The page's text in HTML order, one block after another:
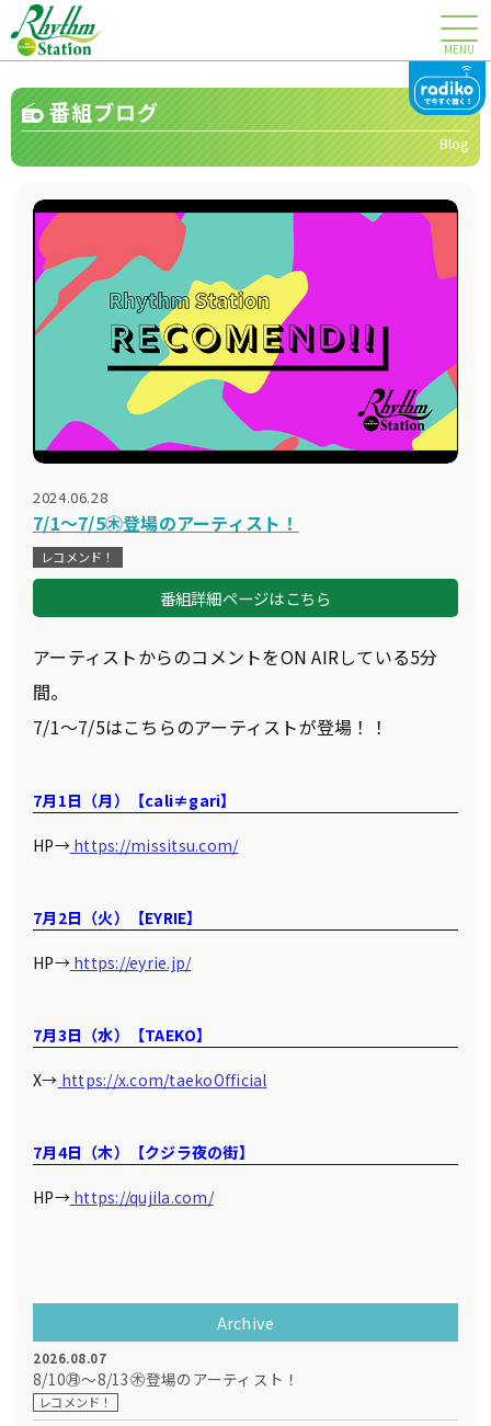
MENU
番組ブログ
Blog
2024.06.28
7/1～7/5㊍登場のアーティスト！
レコメンド！
番組詳細ページはこちら
アーティストからのコメントをON AIRしている5分
間。
7/1～7/5はこちらのアーティストが登場！！
7月1日（月） 【cali≠gari】
HP→https://missitsu.com/
7月2日（火）【EYRIE】
HP→https://eyrie.jp/
7月3日（水）【TAEKO】
X→ https://x.com/taekoOfficial
7月4日（木）【クジラ夜の街】
HP→https://qujila.com/
Archive
2026.08.07
8/10㊊～8/13㊍登場のアーティスト！
レコメンド！